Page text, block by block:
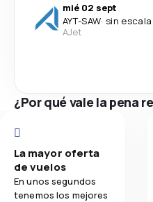
mié 02 sept
AYT-SAW· sin escala
AJet
¿Por qué vale la pena
La mayor oferta
de vuelos
En unos segundos
tenemos los mejores